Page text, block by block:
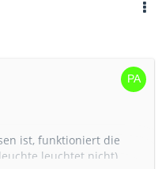
ist, funktioniert die
leuchtet nicht).